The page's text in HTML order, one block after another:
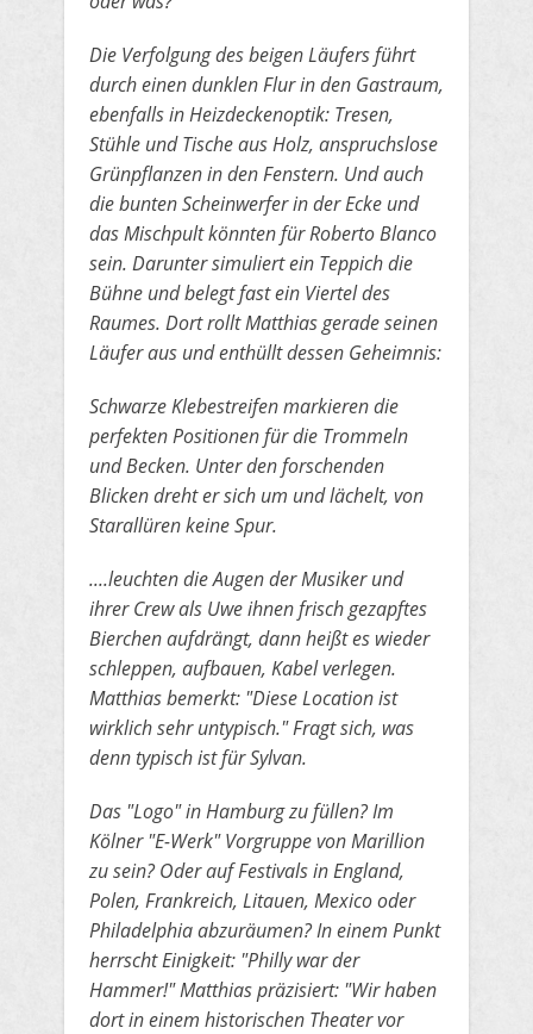
Die Verfolgung des beigen Läufers führt
durch einen dunklen​Flur in den Gastraum,
ebenfalls in Heizdeckenoptik: Tresen,
Stühle und Tische aus Holz, anspruchslose
Grünpflanzen in den Fenstern. ​Und auch
die bunten Scheinwerfer in der Ecke und
das Mischpult könnten für Roberto Blanco
sein. Darunter simuliert ein Teppich​die
Bühne und belegt fast ein Viertel des
Raumes. Dort rollt Matthias gerade seinen
Läufer aus und enthüllt dessen Geheimnis:
​Schwarze Klebestreifen markieren die
perfekten Positionen für die Trommeln
und Becken. Unter den forschenden
Blicken dreht er​sich um und lächelt, von
Starallüren keine Spur.
​....leuchten die Augen der Musiker und
ihrer Crew als Uwe ihnen frisch gezapftes
Bierchen aufdrängt, dann heißt es wieder
schleppen, ​aufbauen, Kabel verlegen.
Matthias bemerkt: "Diese Location ist
wirklich sehr untypisch." Fragt sich, was
denn typisch ist für Sylvan.
​Das "Logo" in Hamburg zu füllen? Im
Kölner "E-Werk" Vorgruppe von Marillion
zu sein? Oder auf Festivals in England,
Polen, ​Frankreich, Litauen, Mexico oder
Philadelphia abzuräumen? In einem Punkt
herrscht Einigkeit: "Philly war der
Hammer!" Matthias​präzisiert: "Wir haben
dort in einem historischen Theater vor